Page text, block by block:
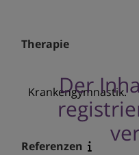
Therapie
Der
Krankengymnastik.
Referenzen